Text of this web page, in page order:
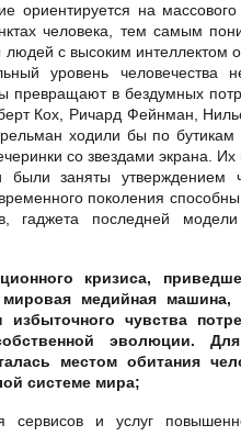
ориентируется на
человека, тем самым
с высоким интеллектом
уровень человечества
превращают в бездумных
Кох, Ричард Фейнман,
ходили бы по
со звездами экрана. Их
заняты утверждением
поколения
гаджета последней
кризиса,
медийная машина,
чувства
эволюции.
местом обитания
системе мира;
и услуг